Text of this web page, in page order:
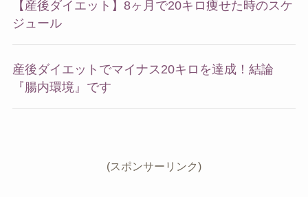
【産後ダイエット】8ヶ月で20キロ痩せた時のスケ
ジュール
産後ダイエットでマイナス20キロを達成！結論
『腸内環境』です
(スポンサーリンク)